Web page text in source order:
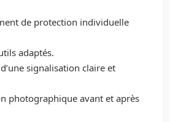
de protection individuelle
adaptés.
signalisation claire et
photographique avant et après